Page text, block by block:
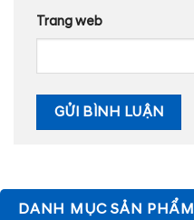
Trang web
DANH MỤC SẢN PHẨM